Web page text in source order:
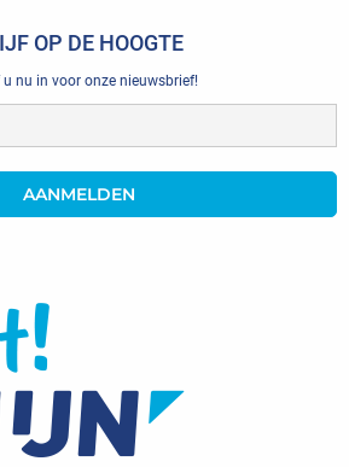
OP DE HOOGTE
u nu in voor onze nieuwsbrief!